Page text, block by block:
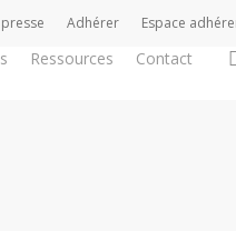
Adhérer Espace
Ressources Contact